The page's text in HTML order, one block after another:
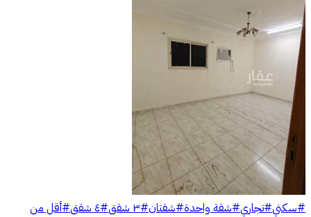
#سكني#تجاري#شقة واحدة#شقتان#٣ شقق #٤ شقق #أقل من